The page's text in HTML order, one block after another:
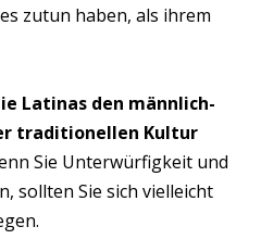
zutun haben, als ihrem
Latinas den männlich-
traditionellen Kultur
Sie Unterwürfigkeit und
sollten Sie sich vielleicht